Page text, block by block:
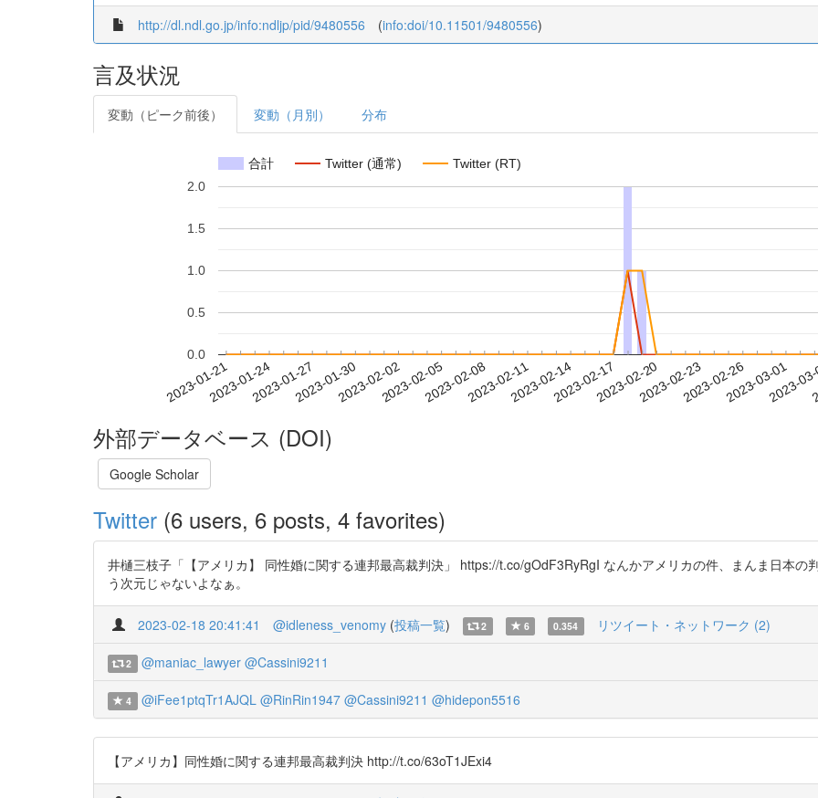
http://dl.ndl.go.jp/info:ndljp/pid/9480556 (info:doi/10.11501/9480556)
言及状況
変動（ピーク前後） 変動（月別） 分布
合計 Twitter (通常) Twitter (RT)
2023-01-212023-01-242023-01-272023-01-302023-02-022023-02-052023-02-082023-02-112023-02-142023-02-172023-02-202023-02-232023-02-262023-03-01
2023-
0.0
0.5
1.0
1.5
2.0
外部データベース (DOI)
Google Scholar
Twitter (6 users, 6 posts, 4 favorites)
井樋三枝子「【アメリカ】 同性婚に関する連邦最高裁判決」 https://t.co/gOdF3RyRgI なんかアメリカの件、まんま日本の
う次元じゃないよなぁ。
2023-02-18 20:41:41 @idleness_venomy (投稿一覧) 2 6 0.354 リツイート・ネットワーク (2)
2 @maniac_lawyer @Cassini9211
4 @iFee1ptqTr1AJQL @RinRin1947 @Cassini9211 @hidepon5516
【アメリカ】同性婚に関する連邦最高裁判決 http://t.co/63oT1JExi4